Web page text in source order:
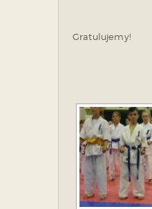
Gratulujemy!